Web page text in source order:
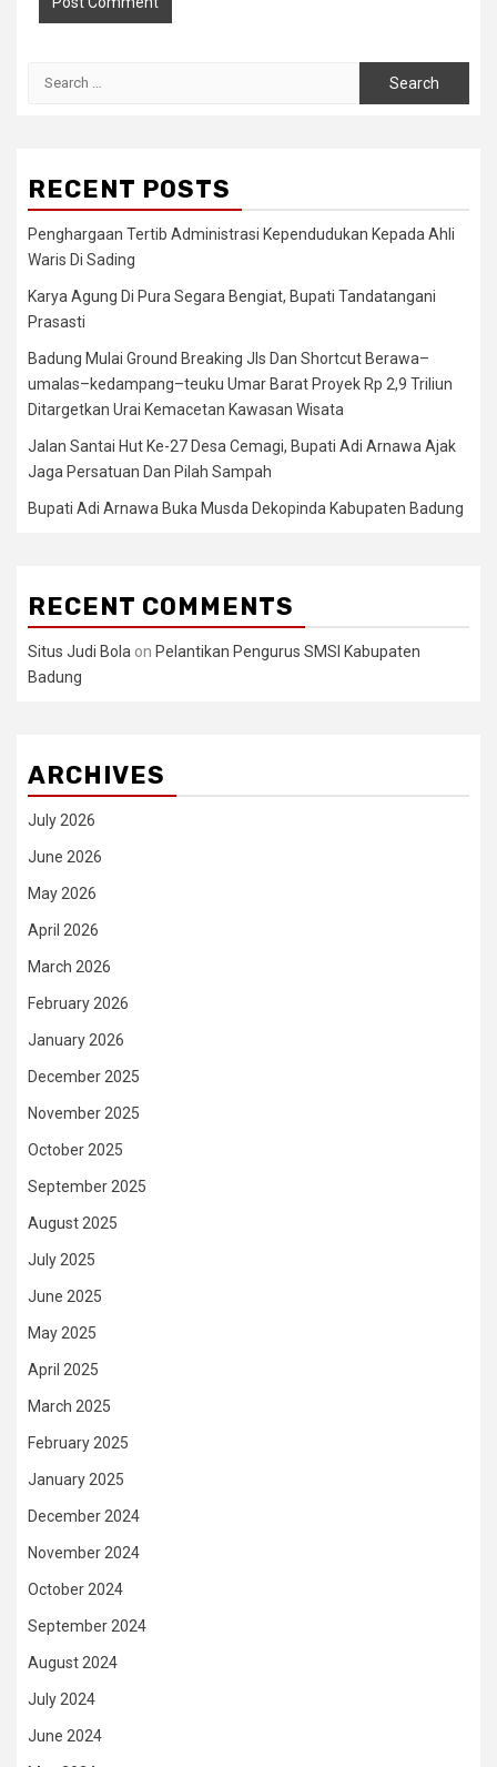
RECENT POSTS
Penghargaan Tertib Administrasi Kependudukan Kepada Ahli
Waris Di Sading
Karya Agung Di Pura Segara Bengiat, Bupati Tandatangani
Prasasti
Badung Mulai Ground Breaking Jls Dan Shortcut Berawa–
umalas–kedampang–teuku Umar Barat Proyek Rp 2,9 Triliun
Ditargetkan Urai Kemacetan Kawasan Wisata
Jalan Santai Hut Ke-27 Desa Cemagi, Bupati Adi Arnawa Ajak
Jaga Persatuan Dan Pilah Sampah
Bupati Adi Arnawa Buka Musda Dekopinda Kabupaten Badung
RECENT COMMENTS
Situs Judi Bola on Pelantikan Pengurus SMSI Kabupaten
Badung
ARCHIVES
July 2026
June 2026
May 2026
April 2026
March 2026
February 2026
January 2026
December 2025
November 2025
October 2025
September 2025
August 2025
July 2025
June 2025
May 2025
April 2025
March 2025
February 2025
January 2025
December 2024
November 2024
October 2024
September 2024
August 2024
July 2024
June 2024